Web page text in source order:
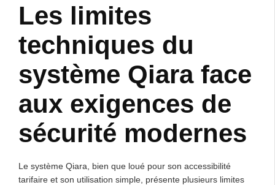
Les limites
techniques du
système Qiara face
aux exigences de
sécurité modernes
Le système Qiara, bien que loué pour son accessibilité
tarifaire et son utilisation simple, présente plusieurs limites